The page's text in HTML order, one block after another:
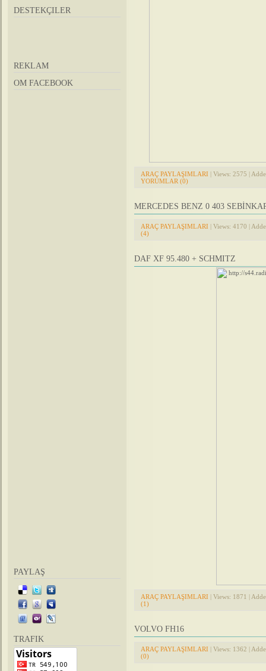
DESTEKÇILER
REKLAM
OM FACEBOOK
PAYLAŞ
TRAFIK
ARAÇ PAYLAŞIMLARI | Views: 2575 |
YORUMLAR (0)
MERCEDES BENZ 0 403
ARAÇ PAYLAŞIMLARI | Views: 4170 |
(4)
DAF XF 95.480 + SCHMITZ
ARAÇ PAYLAŞIMLARI | Views: 1871 |
(1)
VOLVO FH16
ARAÇ PAYLAŞIMLARI | Views: 1362 |
(0)